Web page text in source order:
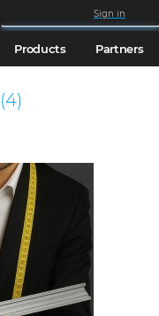
Sign in
Products Partners
(4)